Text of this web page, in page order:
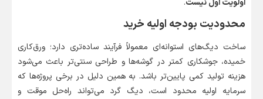
اولویت اول نیست.
محدودیت بودجه اولیه خرید
ساخت دیگ‌های استوانه‌ای معمولاً فرآیند ساده‌تری دارد؛ ورق‌کاری
خمیده، جوشکاری کمتر در گوشه‌ها و طراحی سنتی‌تر باعث می‌شود
هزینه تولید کمی پایین‌تر باشد. به همین دلیل در برخی پروژه‌ها که
سرمایه اولیه محدود است، دیگ گرد می‌تواند راه‌حل موقت و